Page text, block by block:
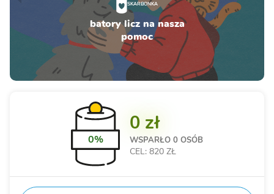
SKARBONKA
batory licz na nasza
pomoc
0%
0 zł
WSPARŁO 0 OSÓB
CEL: 820 ZŁ